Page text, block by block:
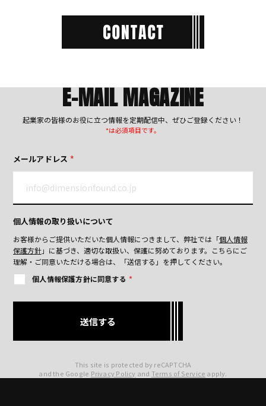
E-MAIL MAGAZINE
起業家の皆様のお役に立つ情報を定期配信中、ぜひご登録ください！
*は必須項目です。
メールアドレス *
個人情報の取り扱いについて
お客様からご提供いただいた個人情報につきまして、弊社では「個人情報
保護方針」に基づき、適切な取扱い、保護に努めております。 こちらにご
理解・ご同意いただける場合は、「送信する」を押してください。
個人情報保護方針に同意する *
This site is protected by reCAPTCHA
and the Google Privacy Policy and Terms of Service apply.